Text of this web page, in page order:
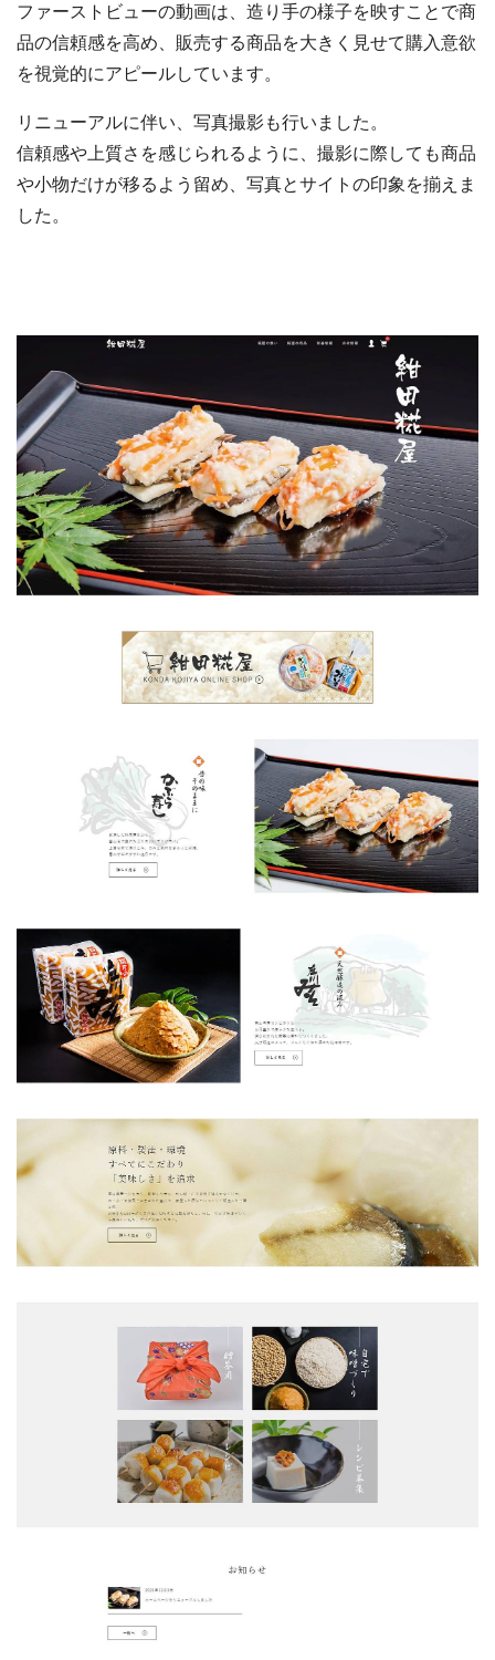
ファーストビューの動画は、造り手の様子を映すことで商
品の信頼感を高め、販売する商品を大きく見せて購入意欲
を視覚的にアピールしています。
リニューアルに伴い、写真撮影も行いました。
信頼感や上質さを感じられるように、撮影に際しても商品
や小物だけが移るよう留め、写真とサイトの印象を揃えま
した。